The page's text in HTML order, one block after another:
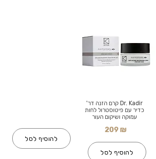
להוסיף לסל
Dr. Kadir קרם הזנה דר'
כדיר עם פיטוסטרול לחות
עמוקה ושיקום העור
209 ₪
להוסיף לסל